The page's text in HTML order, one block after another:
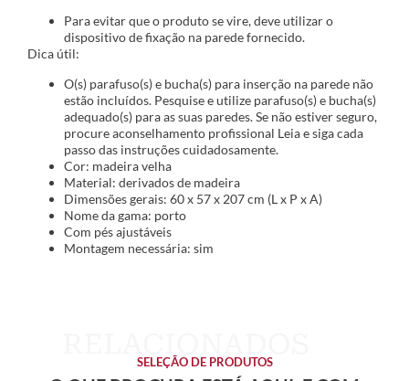
Para evitar que o produto se vire, deve utilizar o
dispositivo de fixação na parede fornecido.
Dica útil:
O(s) parafuso(s) e bucha(s) para inserção na parede não
estão incluídos. Pesquise e utilize parafuso(s) e bucha(s)
adequado(s) para as suas paredes. Se não estiver seguro,
procure aconselhamento profissional Leia e siga cada
passo das instruções cuidadosamente.
Cor: madeira velha
Material: derivados de madeira
Dimensões gerais: 60 x 57 x 207 cm (L x P x A)
Nome da gama: porto
Com pés ajustáveis
Montagem necessária: sim
SELEÇÃO DE PRODUTOS